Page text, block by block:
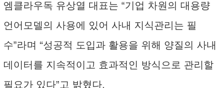
엠클라우독 유상열 대표는 “기업 차원의 대용량
언어모델의 사용에 있어 사내 지식관리는 필
수”라며 “성공적 도입과 활용을 위해 양질의 사내
데이터를 지속적이고 효과적인 방식으로 관리할
필요가 있다”고 밝혔다.